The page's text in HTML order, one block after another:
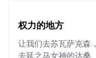
权力的地方
让我们去苏瓦萨克森，
去延之马女神的达桑